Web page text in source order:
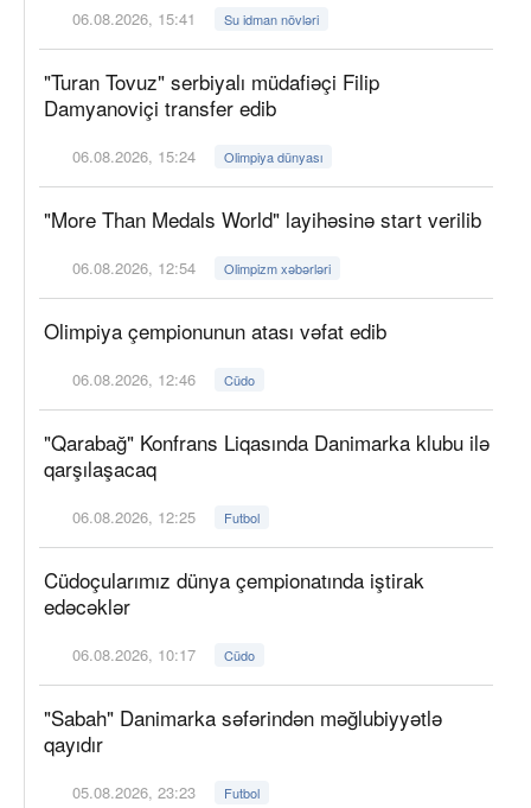
06.08.2026, 15:41 Su idman növləri
"Turan Tovuz" serbiyalı müdafiəçi Filip
Damyanoviçi transfer edib
06.08.2026, 15:24 Olimpiya dünyası
"More Than Medals World" layihəsinə start verilib
06.08.2026, 12:54 Olimpizm xəbərləri
Olimpiya çempionunun atası vəfat edib
06.08.2026, 12:46 Cüdo
"Qarabağ" Konfrans Liqasında Danimarka klubu ilə
qarşılaşacaq
06.08.2026, 12:25 Futbol
Cüdoçularımız dünya çempionatında iştirak
edəcəklər
06.08.2026, 10:17 Cüdo
"Sabah" Danimarka səfərindən məğlubiyyətlə
qayıdır
05.08.2026, 23:23 Futbol